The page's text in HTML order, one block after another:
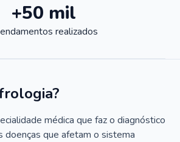
+50 mil
realizados
médica que faz o diagnóstico
doenças que afetam o sistema